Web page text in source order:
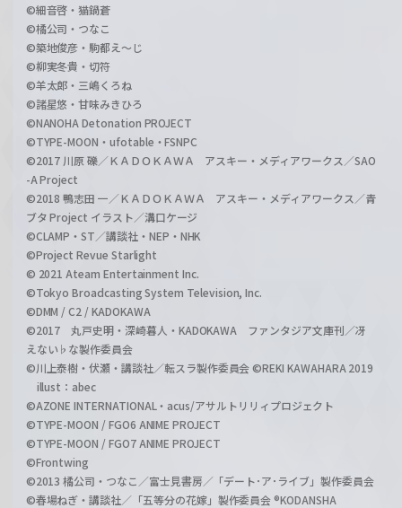
©細音啓・猫鍋蒼
©橘公司・つなこ
©築地俊彦・駒都え～じ
©柳実冬貴・切符
©羊太郎・三嶋くろね
©諸星悠・甘味みきひろ
©NANOHA Detonation PROJECT
©TYPE-MOON・ufotable・FSNPC
©2017 川原 礫／ＫＡＤＯＫＡＷＡ アスキー・メディアワークス／SAO
-A Project
©2018 鴨志田 一／ＫＡＤＯＫＡＷＡ アスキー・メディアワークス／青
ブタ Project イラスト／溝口ケージ
©CLAMP・ST／講談社・NEP・NHK
©Project Revue Starlight
© 2021 Ateam Entertainment Inc.
©Tokyo Broadcasting System Television, Inc.
©DMM / C2 / KADOKAWA
©2017 丸戸史明・深崎暮人・KADOKAWA ファンタジア文庫刊／冴
えない♭な製作委員会
©川上泰樹・伏瀬・講談社／転スラ製作委員会 ©REKI KAWAHARA 2019
illust：abec
©AZONE INTERNATIONAL・acus/アサルトリリィプロジェクト
©TYPE-MOON / FGO6 ANIME PROJECT
©TYPE-MOON / FGO7 ANIME PROJECT
©Frontwing
©2013 橘公司・つなこ／富士見書房／「デート･ア･ライブ」製作委員会
©春場ねぎ・講談社／「五等分の花嫁」製作委員会 ®KODANSHA